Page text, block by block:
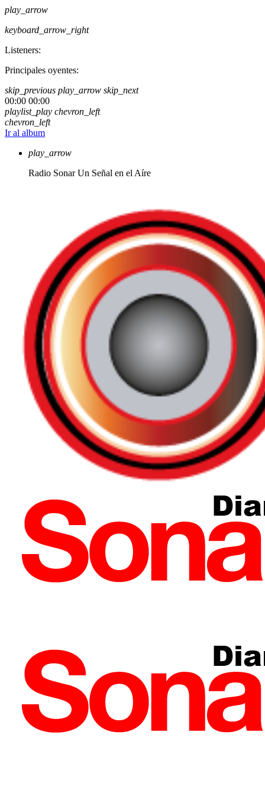
play_arrow
keyboard_arrow_right
Listeners:
Principales oyentes:
skip_previous play_arrow skip_next
00:00 00:00
playlist_play chevron_left
chevron_left
Ir al album
play_arrow
Radio Sonar Un Señal en el Aíre